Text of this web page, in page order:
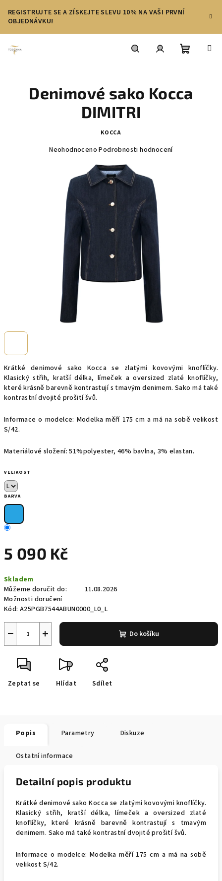
obsah
REGISTRUJTE SE A ZÍSKEJTE SLEVU 10% NA VAŠI PRVNÍ
OBJEDNÁVKU!
košík
Krátké denimové sako Kocca se zlatými kovovými knoflíčky.
Klasický střih, kratší délka, límeček a oversized zlaté knoflíčky,
které krásně barevně kontrastují s tmavým denimem. Sako má také
kontrastní dvojité prošití švů.
Informace o modelce: Modelka měří 175 cm a má na sobě velikost
S/42.
Materiálové složení:51%polyester, 46% bavlna, 3% elastan.
VELIKOST
BARVA
5 090 Kč
cena:
Skladem
Můžeme doručit do:
11.08.2026
Možnosti doručení
Kód: A25PGB7544ABUN0000_L0_L
+
− Do košíku
Zeptat se Hlídat Sdílet
Denimové sako Kocca
DIMITRI
KOCCA
Neohodnoceno Podrobnosti hodnocení
Popis Parametry Diskuze
Ostatní informace
Detailní popis produktu
Krátké denimové sako Kocca se zlatými kovovými knoflíčky.
Klasický střih, kratší délka, límeček a oversized zlaté
knoflíčky, které krásně barevně kontrastují s tmavým
denimem. Sako má také kontrastní dvojité prošití švů.
Informace o modelce: Modelka měří 175 cm a má na sobě
velikost S/42.